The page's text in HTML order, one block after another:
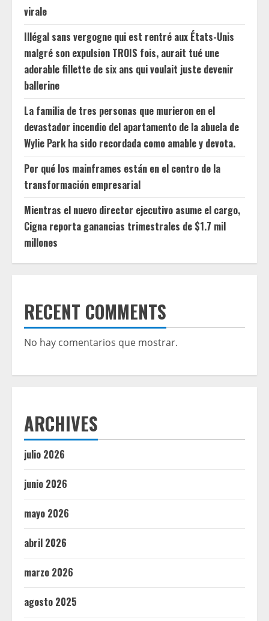
virale
Illégal sans vergogne qui est rentré aux États-Unis
malgré son expulsion TROIS fois, aurait tué une
adorable fillette de six ans qui voulait juste devenir
ballerine
La familia de tres personas que murieron en el
devastador incendio del apartamento de la abuela de
Wylie Park ha sido recordada como amable y devota.
Por qué los mainframes están en el centro de la
transformación empresarial
Mientras el nuevo director ejecutivo asume el cargo,
Cigna reporta ganancias trimestrales de $1.7 mil
millones
RECENT COMMENTS
No hay comentarios que mostrar.
ARCHIVES
julio 2026
junio 2026
mayo 2026
abril 2026
marzo 2026
agosto 2025